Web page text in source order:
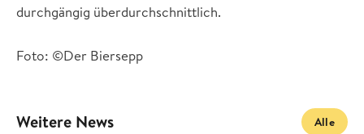
durchgängig überdurchschnittlich.
Foto: ©Der Biersepp
Weitere News Alle